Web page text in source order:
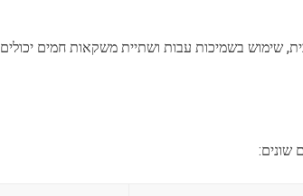
שימוש בשמיכות עבות ושתיית משקאות חמים
שונים: